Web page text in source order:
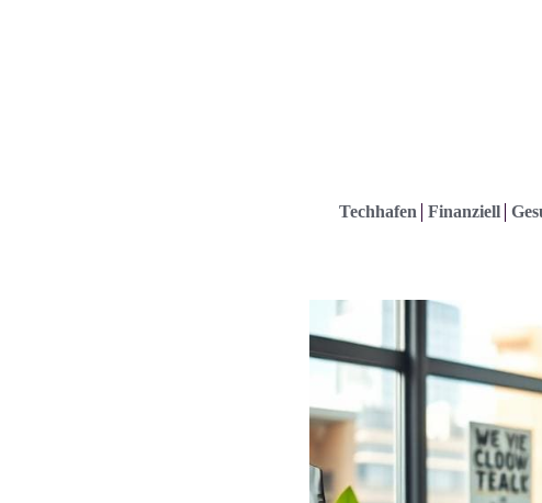
Techhafen Finanziell